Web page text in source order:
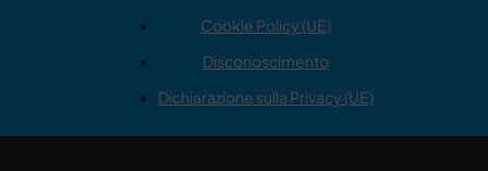
Cookie Policy (UE)
Disconoscimento
Dichiarazione sulla Privacy (UE)